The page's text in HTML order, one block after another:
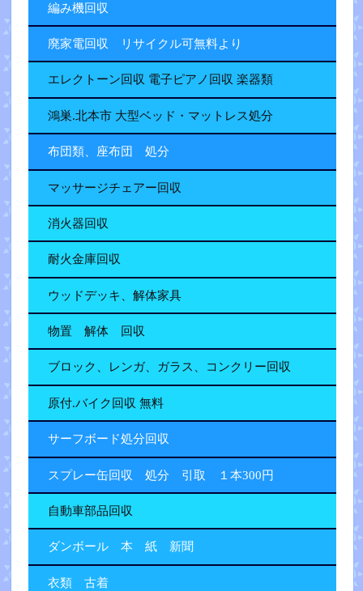
編み機回収
廃家電回収 リサイクル可無料より
エレクトーン回収 電子ピアノ回収 楽器類
鴻巣.北本市 大型ベッド・マットレス処分
布団類、座布団 処分
マッサージチェアー回収
消火器回収
耐火金庫回収
ウッドデッキ、解体家具
物置 解体 回収
ブロック、レンガ、ガラス、コンクリー回収
原付.バイク回収 無料
サーフボード処分回収
スプレー缶回収 処分 引取 １本300円
自動車部品回収
ダンボール 本 紙 新聞
衣類 古着